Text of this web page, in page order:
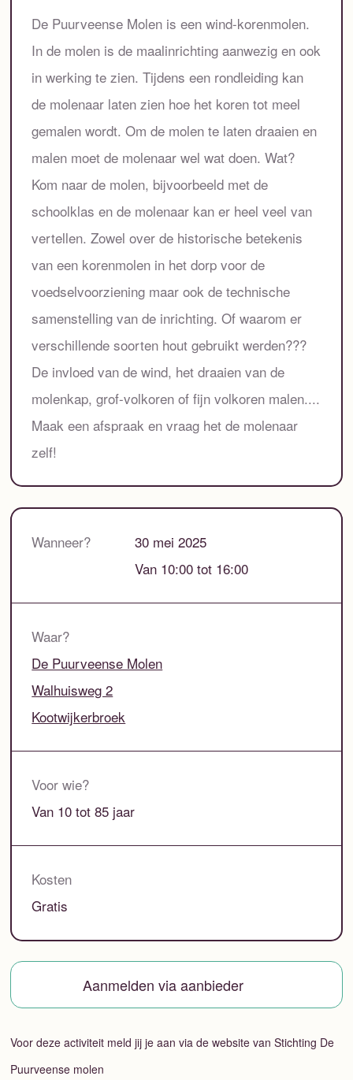
De Puurveense Molen is een wind-korenmolen.
In de molen is de maalinrichting aanwezig en ook
in werking te zien. Tijdens een rondleiding kan
de molenaar laten zien hoe het koren tot meel
gemalen wordt. Om de molen te laten draaien en
malen moet de molenaar wel wat doen. Wat?
Kom naar de molen, bijvoorbeeld met de
schoolklas en de molenaar kan er heel veel van
vertellen. Zowel over de historische betekenis
van een korenmolen in het dorp voor de
voedselvoorziening maar ook de technische
samenstelling van de inrichting. Of waarom er
verschillende soorten hout gebruikt werden???
De invloed van de wind, het draaien van de
molenkap, grof-volkoren of fijn volkoren malen....
Maak een afspraak en vraag het de molenaar
zelf!
Wanneer?
30 mei 2025
Van 10:00 tot 16:00
Waar?
De Puurveense Molen
Walhuisweg 2
Kootwijkerbroek
Voor wie?
Van 10 tot 85 jaar
Kosten
Gratis
Aanmelden via aanbieder
Voor deze activiteit meld jij je aan via de website van Stichting De
Puurveense molen